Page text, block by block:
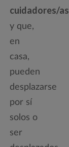
cuidadores/as
y que,
en
casa,
pueden
desplazarse
por sí
solos o
ser